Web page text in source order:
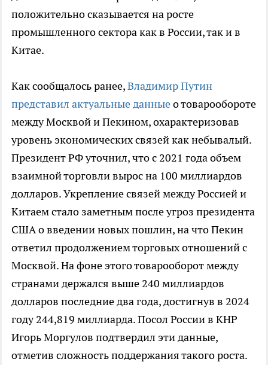
положительно сказывается на росте
промышленного сектора как в России, так и в
Китае.
Как сообщалось ранее,Владимир Путин
представил актуальные данныео товарообороте
между Москвой и Пекином, охарактеризовав
уровень экономических связей как небывалый.
Президент РФ уточнил, что с 2021 года объем
взаимной торговли вырос на 100 миллиардов
долларов. Укрепление связей между Россией и
Китаем стало заметным после угроз президента
США о введении новых пошлин, на что Пекин
ответил продолжением торговых отношений с
Москвой. На фоне этого товарооборот между
странами держался выше 240 миллиардов
долларов последние два года, достигнув в 2024
году 244,819 миллиарда. Посол России в КНР
Игорь Моргулов подтвердил эти данные,
отметив сложность поддержания такого роста.